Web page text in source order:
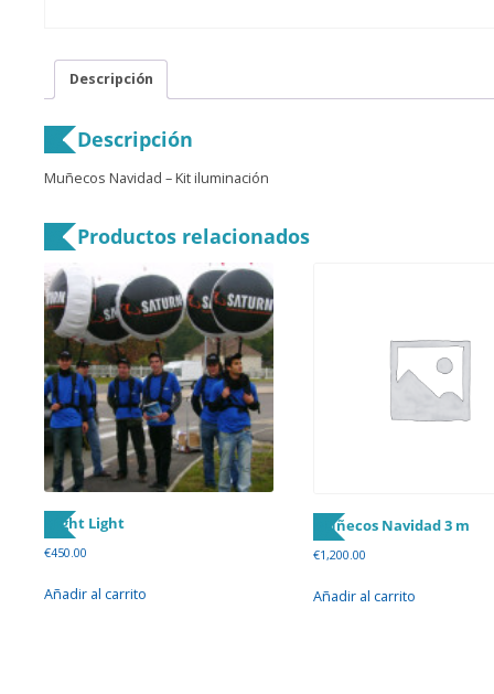
Descripción
Descripción
Muñecos Navidad – Kit iluminación
Productos relacionados
Night Light
€450.00
Añadir al carrito
Muñecos Navidad 3 m
€1,200.00
Añadir al carrito